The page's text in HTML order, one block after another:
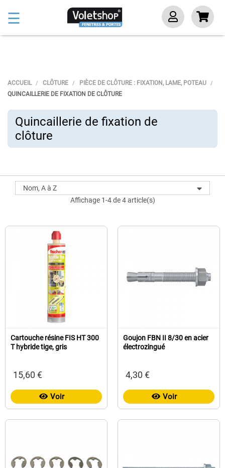
Basculer
la
☰
ACCUEIL CLÔTURE
PIÈCE DE CLÔTURE : FIXATION, LAME, POTEAU
QUINCAILLERIE DE FIXATION DE CLÔTURE
Quincaillerie de fixation de
clôture
Nom, A à Z
Affichage 1-4 de 4 article(s)
Cartouche résine FIS HT 300
T hybride tige, gris
15,60 €
Voir
Goujon FBN II 8/30 en acier
électrozingué
4,30 €
Voir